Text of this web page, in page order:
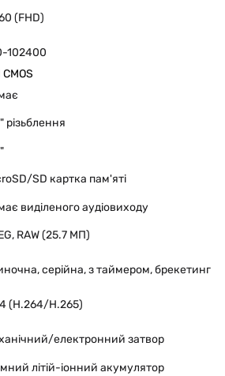
(FHD)
102400
CMOS
різьблення
SD картка пам'яті
виділеного аудіовиходу
RAW (25.7 МП)
серійна, з таймером, брекетинг
(H.264/H.265)
електронний затвор
літій-іонний акумулятор